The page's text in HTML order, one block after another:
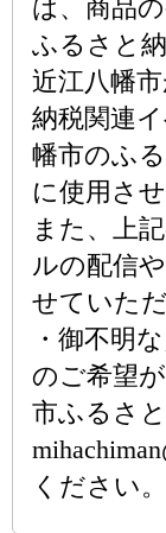
は、商品
ふるさと
近江八幡
納税関連
幡市のふ
に使用さ
また、上
ルの配信
せていた
・御不明
のご希望
市ふるさ
ください。